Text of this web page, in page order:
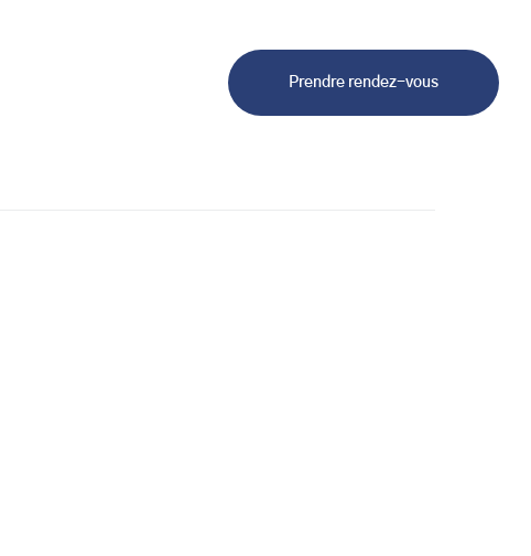
Prendre rendez-vous